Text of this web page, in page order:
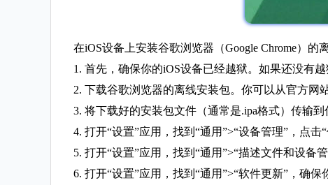
在iOS设备上安装谷歌浏览器（Google Chrome）的
1. 首先，确保你的iOS设备已经越狱。如果还没有越
2. 下载谷歌浏览器的离线安装包。你可以从官方网
3. 将下载好的安装包文件（通常是.ipa格式）传输
4. 打开“设置”应用，找到“通用”>“设备管理”，点击“
5. 打开“设置”应用，找到“通用”>“描述文件和设备
6. 打开“设置”应用，找到“通用”>“软件更新”，确保